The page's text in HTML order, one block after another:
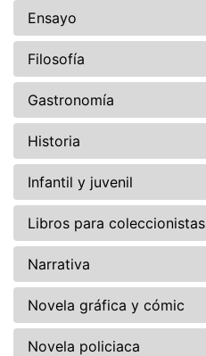
Ensayo
Filosofía
Gastronomía
Historia
Infantil y juvenil
Libros para coleccionistas
Narrativa
Novela gráfica y cómic
Novela policiaca